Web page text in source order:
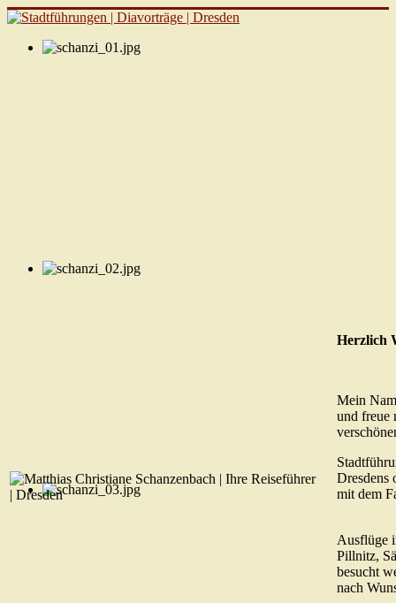
Herzlich
Mein
und freue
Dresdens
mit dem
Ausflüge
Pillnitz,
besucht
nach